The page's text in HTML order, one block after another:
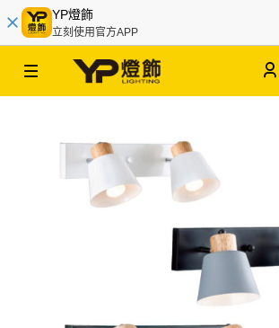
YP燈飾
立刻使用官方APP